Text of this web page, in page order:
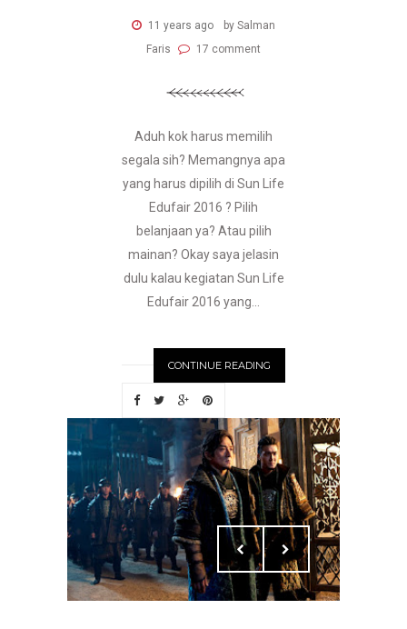
11 years ago
by Salman
Faris
17 comment
Aduh kok harus memilih
segala sih? Memangnya apa
yang harus dipilih di Sun Life
Edufair 2016 ? Pilih
belanjaan ya? Atau pilih
mainan? Okay saya jelasin
dulu kalau kegiatan Sun Life
Edufair 2016 yang...
CONTINUE READING